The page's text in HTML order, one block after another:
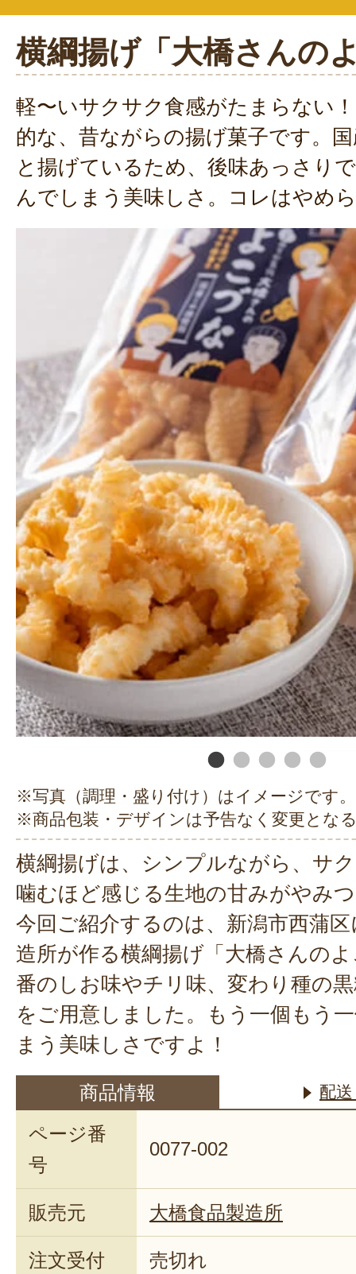
横綱揚げ「大橋さんの
軽〜いサクサク食感がたまらない
的な、昔ながらの揚げ菓子です。
と揚げているため、後味あっさり
んでしまう美味しさ。コレはやめ
※写真（調理・盛り付け）はイメージです。
※商品包装・デザインは予告なく変更とな
横綱揚げは、シンプルながら、サ
噛むほど感じる生地の甘みがやみ
今回ご紹介するのは、新潟市西蒲
造所が作る横綱揚げ「大橋さんの
番のしお味やチリ味、変わり種の
をご用意しました。もう一個もう
まう美味しさですよ！
商品情報 配
ページ番
号
0077-002
販売元 大橋食品製造所
注文受付 売切れ